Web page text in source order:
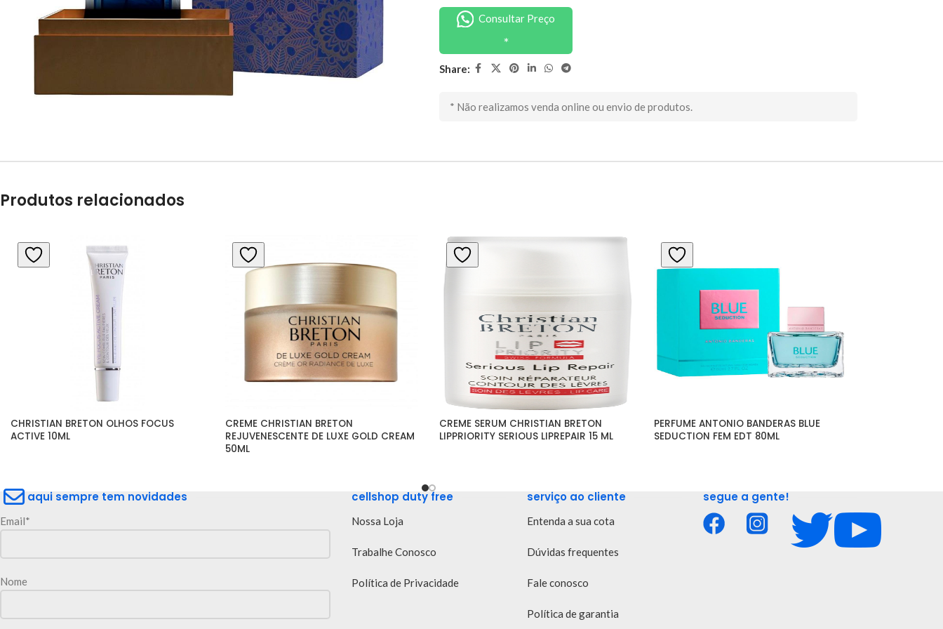
Consultar Preço
Share:
* Não realizamos venda online ou envio de produtos.
Produtos relacionados
CHRISTIAN BRETON OLHOS FOCUS
ACTIVE 10ML
CREME CHRISTIAN BRETON
REJUVENESCENTE DE LUXE GOLD CREAM
50ML
CREME SERUM CHRISTIAN BRETON
LIPPRIORITY SERIOUS LIPREPAIR 15 ML
PERFUME ANTONIO BANDERAS BLUE
SEDUCTION FEM EDT 80ML
aqui sempre tem novidades
Email*
Nome
cellshop duty free
Nossa Loja
Trabalhe Conosco
Política de Privacidade
serviço ao cliente
Entenda a sua cota
Dúvidas frequentes
Fale conosco
Política de garantia
segue a gente!